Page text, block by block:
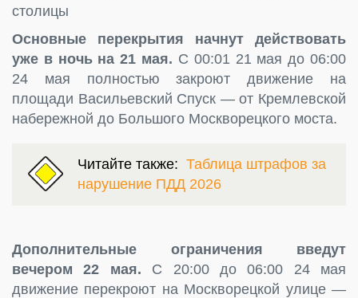
столицы
Основные перекрытия начнут действовать
уже в ночь на 21 мая. С 00:01 21 мая до 06:00
24 мая полностью закроют движение на
площади Васильевский Спуск — от Кремлевской
набережной до Большого Москворецкого моста.
Читайте также: Таблица штрафов за
нарушение ПДД 2026
Дополнительные ограничения введут
вечером 22 мая. С 20:00 до 06:00 24 мая
движение перекроют на Москворецкой улице —